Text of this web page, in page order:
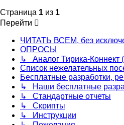
Страница 1 из 1
Перейти
ЧИТАТЬ ВСЕМ, без
ОПРОСЫ
↳ Аналог Тирика-Коннект
Список нежелательных
Бесплатные разработки,
↳ Наши бесплатные
↳ Стандартные отчеты
↳ Скрипты
↳ Инструкции